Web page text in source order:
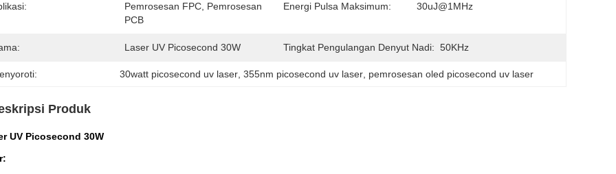
Pemrosesan FPC, Pemrosesan
PCB
Energi Pulsa Maksimum: 30uJ@1MHz
Laser UV Picosecond 30W Tingkat Pengulangan Denyut Nadi: 50KHz
30watt picosecond uv laser , 355nm picosecond uv laser pemrosesan oled picosecond uv laser
Produk
UV Picosecond 30W